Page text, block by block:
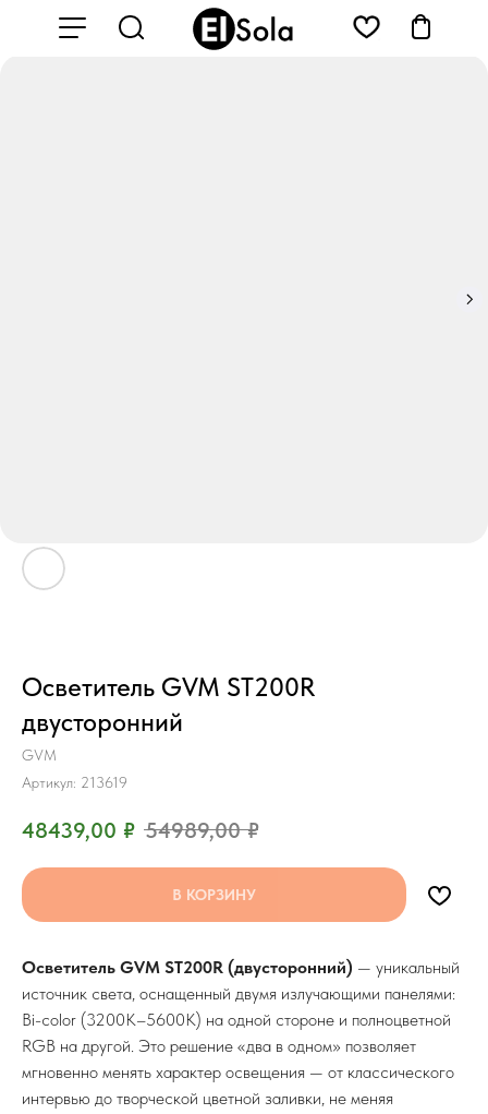
Осветитель GVM ST200R
двусторонний
GVM
Артикул: 213619
48439,00 ₽ 54989,00 ₽
В КОРЗИНУ
Осветитель GVM ST200R (двусторонний) — уникальный
источник света, оснащенный двумя излучающими панелями:
Bi-color (3200K–5600K) на одной стороне и полноцветной
RGB на другой. Это решение «два в одном» позволяет
мгновенно менять характер освещения — от классического
интервью до творческой цветной заливки, не меняя